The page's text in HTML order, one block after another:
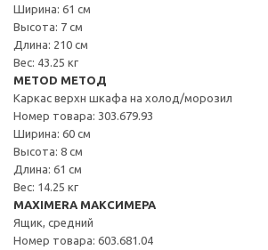
Ширина: 61 см
Высота: 7 см
Длина: 210 см
Вес: 43.25 кг
METOD МЕТОД
Каркас верхн шкафа на холод/морозил
Номер товара: 303.679.93
Ширина: 60 см
Высота: 8 см
Длина: 61 см
Вес: 14.25 кг
MAXIMERA МАКСИМЕРА
Ящик, средний
Номер товара: 603.681.04